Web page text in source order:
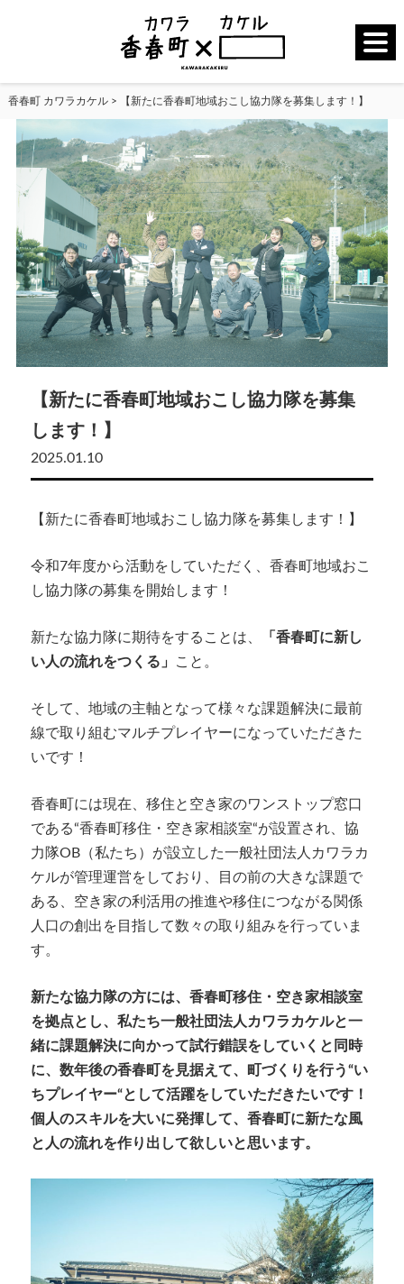
香春町 カワラカケル> 【新たに香春町地域おこし協力隊を募集します！】
【新たに香春町地域おこし協力隊を募集
します！】
2025.01.10
【新たに香春町地域おこし協力隊を募集します！】
令和7年度から活動をしていただく、香春町地域おこ
し協力隊の募集を開始します！
新たな協力隊に期待をすることは、
「香春町に新し
い人の流れをつくる」
こと。
そして、地域の主軸となって様々な課題解決に最前
線で取り組むマルチプレイヤーになっていただきた
いです！
香春町には現在、移住と空き家のワンストップ窓口
である“香春町移住・空き家相談室“が設置され、協
力隊OB（私たち）が設立した一般社団法人カワラカ
ケルが管理運営をしており、目の前の大きな課題で
ある、空き家の利活用の推進や移住につながる関係
人口の創出を目指して数々の取り組みを行っていま
す。
新たな協力隊の方には、香春町移住・空き家相談室
を拠点とし、私たち一般社団法人カワラカケルと一
緒に課題解決に向かって試行錯誤をしていくと同時
に、数年後の香春町を見据えて、町づくりを行う“い
ちプレイヤー“として活躍をしていただきたいです！
個人のスキルを大いに発揮して、香春町に新たな風
と人の流れを作り出して欲しいと思います。